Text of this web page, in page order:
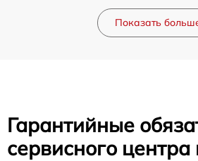
Показать
Гарантийные
сервисного